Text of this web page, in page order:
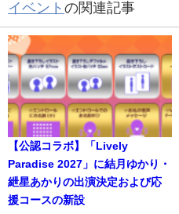
イベント の関連記事
【公認コラボ】「Lively
Paradise 2027」に結月ゆかり・
紲星あかりの出演決定および応
援コースの新設